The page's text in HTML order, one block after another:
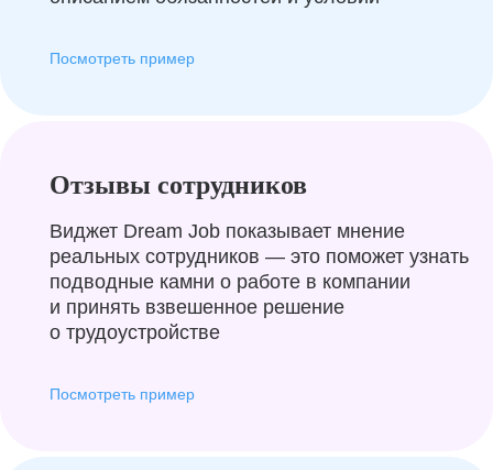
Посмотреть пример
Отзывы сотрудников
Виджет Dream Job показывает мнение
реальных сотрудников — это поможет узнать
подводные камни о работе в компании
и принять взвешенное решение
о трудоустройстве
Посмотреть пример